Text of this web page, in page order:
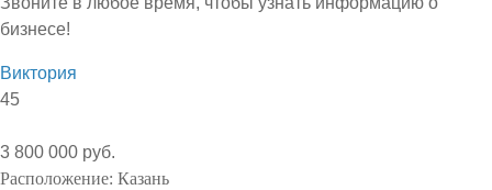
бизнесе!
Виктория
45
3 800 000 руб.
Расположение: Казань